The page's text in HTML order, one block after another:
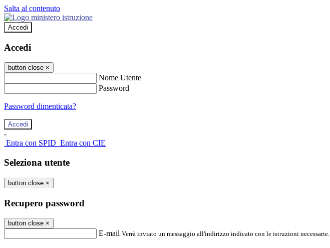
Salta al contenuto
Accedi
Accedi
button close ×
Nome Utente
Password
Password dimenticata?
-
Entra con SPID Entra con CIE
Seleziona utente
button close ×
Recupero password
button close ×
E-mail Verrà inviato un messaggio all'indirizzo indicato con le istruzioni necessarie.